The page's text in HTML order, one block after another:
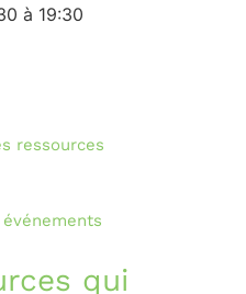
à 19:30
ressources
qui